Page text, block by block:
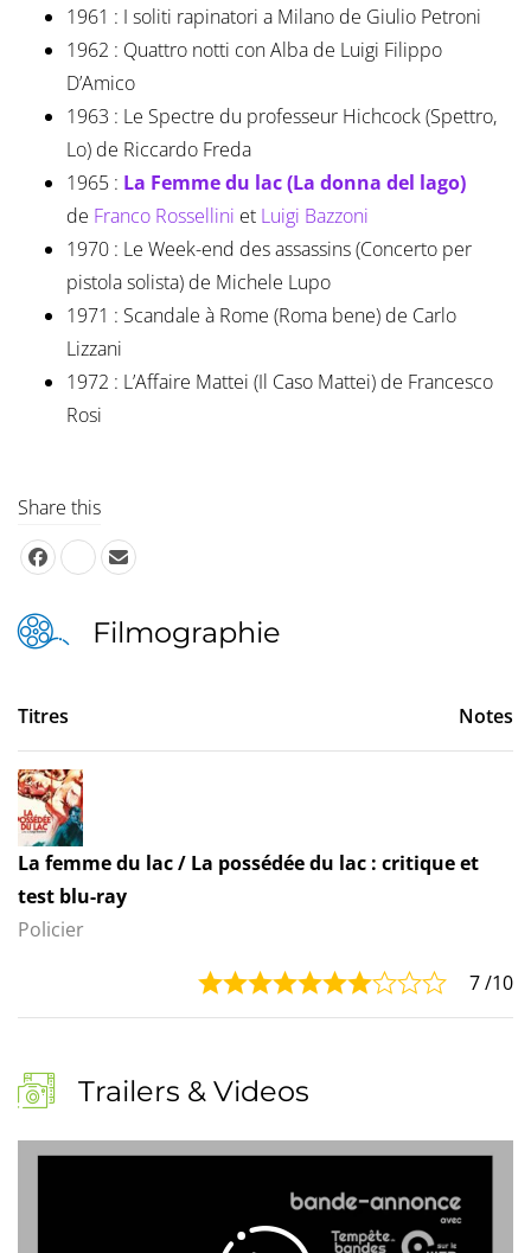
1961 : I soliti rapinatori a Milano de Giulio Petroni
1962 : Quattro notti con Alba de Luigi Filippo
D’Amico
1963 : Le Spectre du professeur Hichcock (Spettro,
Lo) de Riccardo Freda
1965 : La Femme du lac (La donna del lago)
de Franco Rossellini et Luigi Bazzoni
1970 : Le Week-end des assassins (Concerto per
pistola solista) de Michele Lupo
1971 : Scandale à Rome (Roma bene) de Carlo
Lizzani
1972 : L’Affaire Mattei (Il Caso Mattei) de Francesco
Rosi
Share this
Filmographie
Titres Notes
La femme du lac / La possédée du lac : critique et
test blu-ray
Policier
7/10
Trailers & Videos